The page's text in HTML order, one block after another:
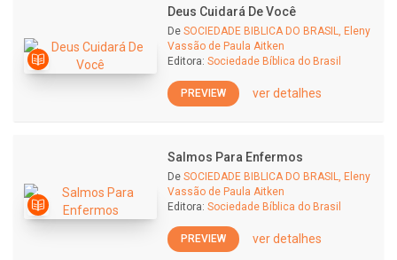
Deus Cuidará De Você
De SOCIEDADE BIBLICA DO BRASIL, Eleny
Vassão de Paula Aitken
Editora: Sociedade Bíblica do Brasil
PREVIEW ver detalhes
Salmos Para Enfermos
De SOCIEDADE BIBLICA DO BRASIL, Eleny
Vassão de Paula Aitken
Editora: Sociedade Bíblica do Brasil
PREVIEW ver detalhes